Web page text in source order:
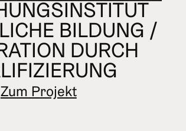
BILDUNG /
DURCH
Zum Projekt